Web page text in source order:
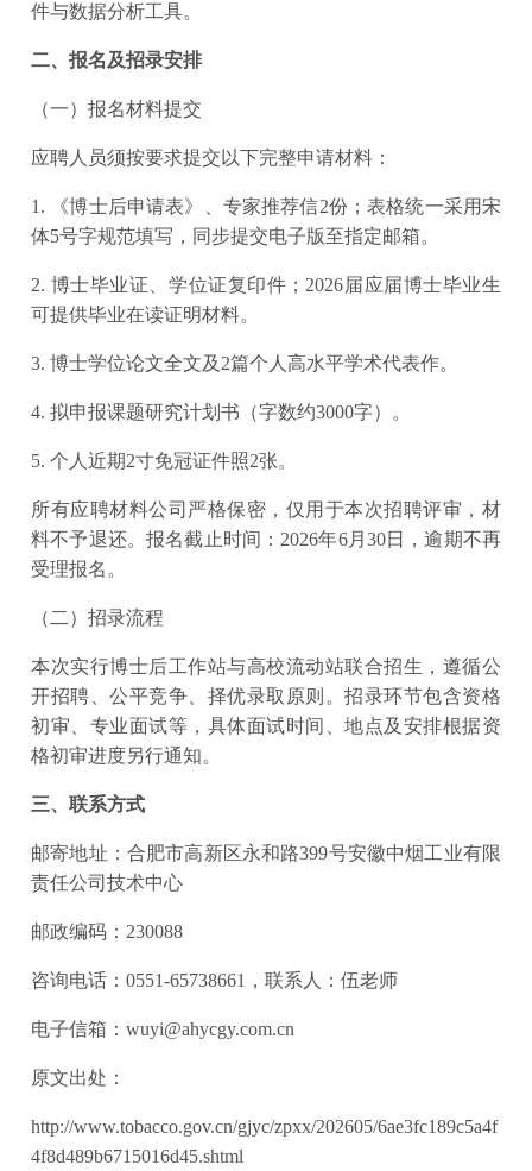
件与数据分析工具。
二、报名及招录安排
（一）报名材料提交
应聘人员须按要求提交以下完整申请材料：
1. 《博士后申请表》、专家推荐信2份；表格统一采用宋
体5号字规范填写，同步提交电子版至指定邮箱。
2. 博士毕业证、学位证复印件；2026届应届博士毕业生
可提供毕业在读证明材料。
3. 博士学位论文全文及2篇个人高水平学术代表作。
4. 拟申报课题研究计划书（字数约3000字）。
5. 个人近期2寸免冠证件照2张。
所有应聘材料公司严格保密，仅用于本次招聘评审，材
料不予退还。报名截止时间：2026年6月30日，逾期不再
受理报名。
（二）招录流程
本次实行博士后工作站与高校流动站联合招生，遵循公
开招聘、公平竞争、择优录取原则。招录环节包含资格
初审、专业面试等，具体面试时间、地点及安排根据资
格初审进度另行通知。
三、联系方式
邮寄地址：合肥市高新区永和路399号安徽中烟工业有限
责任公司技术中心
邮政编码：230088
咨询电话：0551-65738661，联系人：伍老师
电子信箱：wuyi@ahycgy.com.cn
原文出处：
http://www.tobacco.gov.cn/gjyc/zpxx/202605/6ae3fc189c5a4f
4f8d489b6715016d45.shtml